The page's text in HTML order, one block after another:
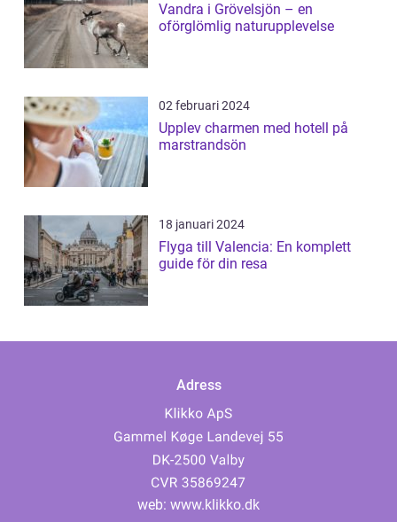
Vandra i Grövelsjön – en
oförglömlig naturupplevelse
02 februari 2024
Upplev charmen med hotell på
marstrandsön
18 januari 2024
Flyga till Valencia: En komplett
guide för din resa
Adress
web: www.klikko.dk